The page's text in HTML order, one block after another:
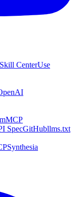
Skill CenterUse
MCP
SpecGitHubllms.txt
Synthesia